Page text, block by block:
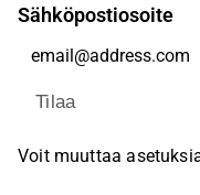
Sähköpostiosoite
Tilaa
Voit muuttaa